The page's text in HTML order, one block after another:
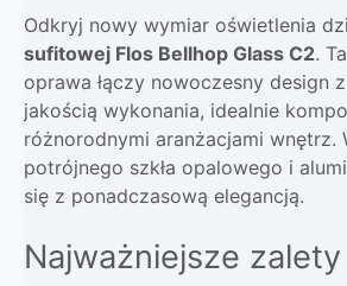
Odkryj nowy wymiar oświetlenia
sufitowej Flos Bellhop Glass C2.
oprawa łączy nowoczesny design
jakością wykonania, idealnie
różnorodnymi aranżacjami wnętrz.
potrójnego szkła opalowego i
się z ponadczasową elegancją.
Najważniejsze zalety